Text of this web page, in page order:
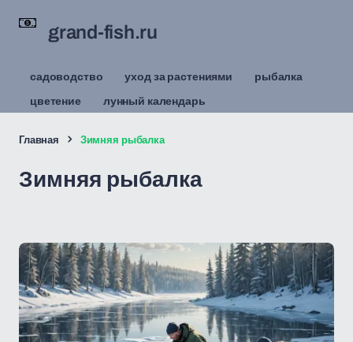
grand-fish.ru
садоводство уход за растениями
рыбалка
цветение
лунный календарь
Главная Зимняя рыбалка
Зимняя рыбалка